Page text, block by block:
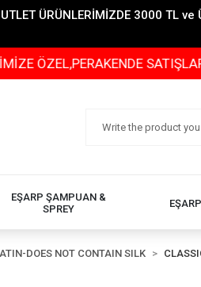
ÜRÜNLERİMİZDE 3000 TL
SATIŞLARDA
EŞARP ŞAMPUAN &
SPREY
EŞARP
DOES NOT CONTAIN SILK